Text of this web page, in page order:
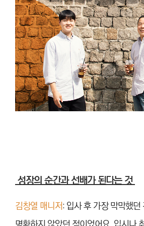
성장의 순간과 선배가 된다는 것
김창열 매니저: 입사 후 가장 막막했